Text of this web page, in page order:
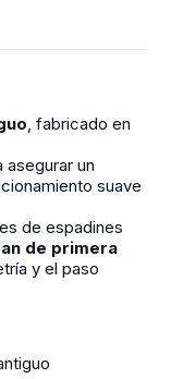
, fabricado en
un
suave
de espadines
de primera
y el paso